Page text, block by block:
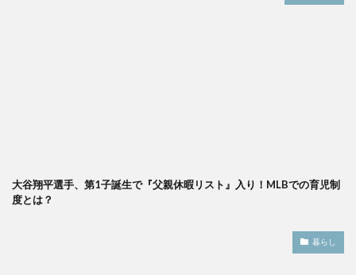
大谷翔平選手、第1子誕生で『父親休暇リスト』入り！MLBでの育児制
度とは？
暮らし